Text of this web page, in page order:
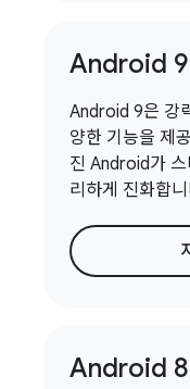
Android
Android 9은 강
양한 기능을 제
진 Android가
리하게 진화합
Android